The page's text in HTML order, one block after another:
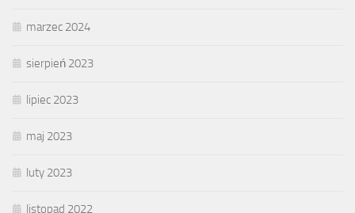
marzec 2024
sierpień 2023
lipiec 2023
maj 2023
luty 2023
listopad 2022